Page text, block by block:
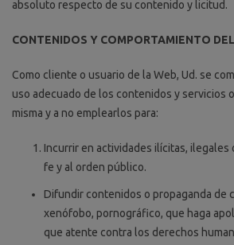
absoluto respecto de su contenido y licitud.
CONTENIDOS Y COMPORTAMIENTO
Como cliente o usuario de la Web, Ud. se
uso adecuado de los contenidos y servicios
misma y a no emplearlos para:
Incurrir en actividades ilícitas, ilegales
fe y al orden público.
Difundir contenidos o propaganda de
xenófobo, pornográfico, que haga
que atente contra los derechos